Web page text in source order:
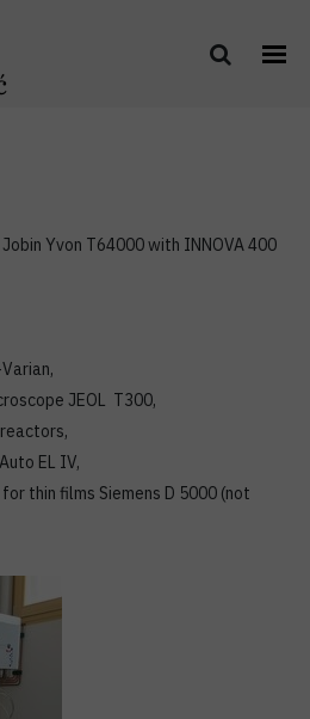
Yvon T64000 with INNOVA 400
JEOL T300,
EL IV,
thin films Siemens D 5000 (not